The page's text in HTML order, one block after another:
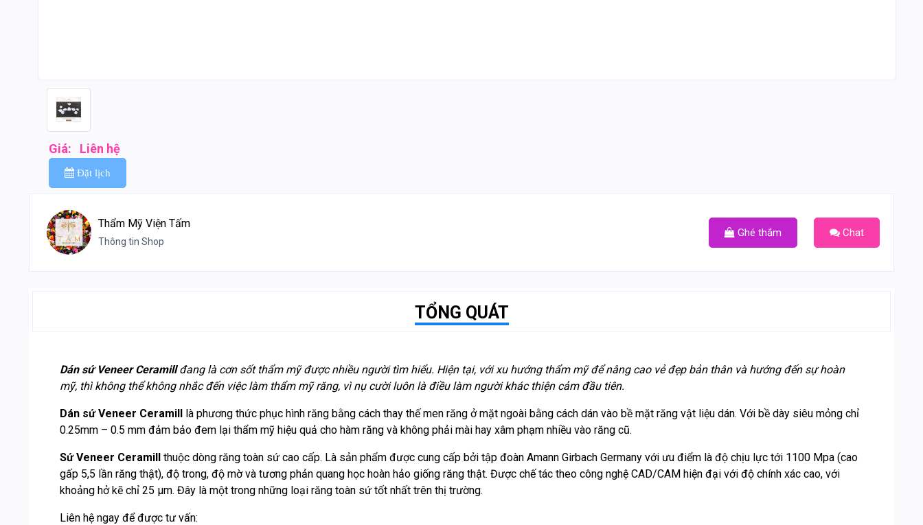
Giá: Liên hệ
Đặt lịch
Thẩm Mỹ Viện Tấm
Thông tin Shop
Ghé thắm Chat
TỔNG QUÁT
Dán sứ Veneer Ceramillđang là cơn sốt thẩm mỹ được nhiều người tìm hiểu. Hiện tại, với xu hướng thẩm mỹ để nâng cao vẻ đẹp bản thân và hướng đến sự hoàn
mỹ, thì không thể không nhắc đến việc làm thẩm mỹ răng, vì nụ cười luôn là điều làm người khác thiện cảm đầu tiên.
Dán sứ Veneer Ceramill là phương thức phục hình răng bằng cách thay thế men răng ở mặt ngoài bằng cách dán vào bề mặt răng vật liệu dán. Với bề dày siêu mỏng chỉ
0.25mm – 0.5 mm đảm bảo đem lại thẩm mỹ hiệu quả cho hàm răng và không phải mài hay xâm phạm nhiều vào răng cũ.
Sứ Veneer Ceramill thuộc dòng răng toàn sứ cao cấp. Là sản phẩm được cung cấp bởi tập đoàn Amann Girbach Germany với ưu điểm là độ chịu lực tới 1100 Mpa (cao
gấp 5,5 lần răng thật), độ trong, độ mờ và tương phản quang học hoàn hảo giống răng thật. Được chế tác theo công nghệ CAD/CAM hiện đại với độ chính xác cao, với
khoảng hở kẽ chỉ 25 µm. Đây là một trong những loại răng toàn sứ tốt nhất trên thị trường.
Liên hệ ngay để được tư vấn: